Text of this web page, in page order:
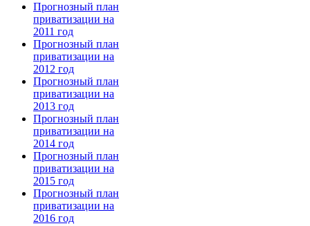
Прогнозный план
приватизации на
2011 год
Прогнозный план
приватизации на
2012 год
Прогнозный план
приватизации на
2013 год
Прогнозный план
приватизации на
2014 год
Прогнозный план
приватизации на
2015 год
Прогнозный план
приватизации на
2016 год